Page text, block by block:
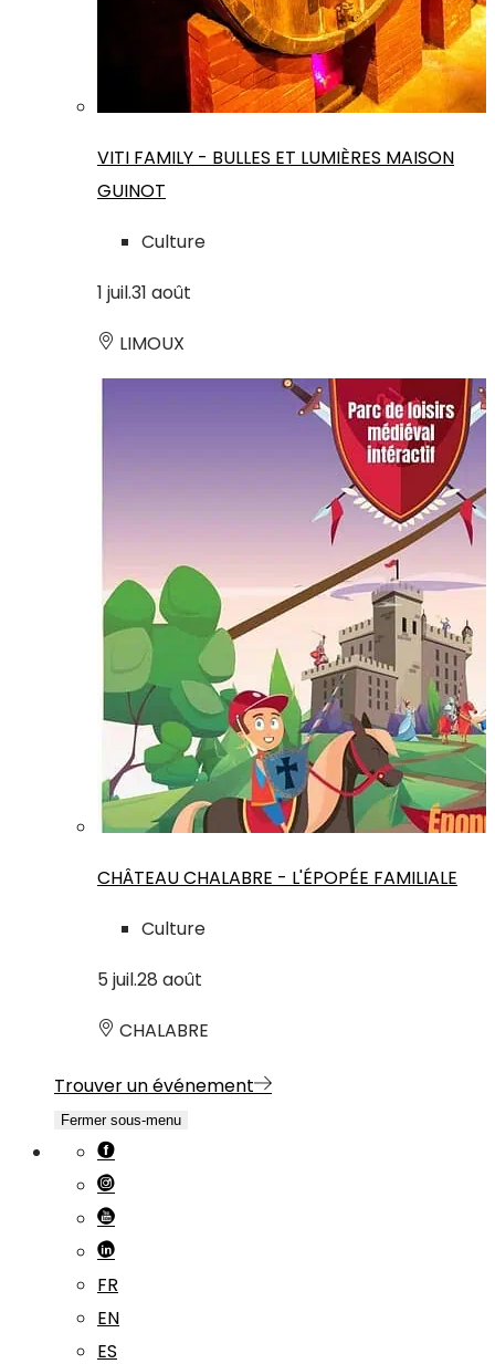
VITI FAMILY - BULLES ET LUMIÈRES MAISON
GUINOT
Culture
1 juil.31 août
LIMOUX
CHÂTEAU CHALABRE - L'ÉPOPÉE FAMILIALE
Culture
5 juil.28 août
CHALABRE
Trouver un événement
Fermer sous-menu
FR
EN
ES